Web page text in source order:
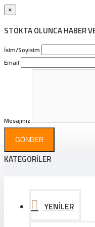
×
STOKTA OLUNCA HABER
İsim/Soyisim
Email
Mesajınız
GÖNDER
KATEGORİLER
YENİLER